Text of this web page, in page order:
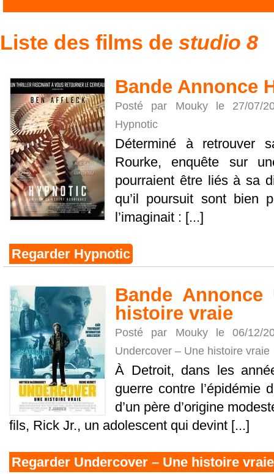
Liste des films de studio 8
Bande Annonce
Posté par Mouky le 27/07/
Hypnotic
Déterminé à retrouver
Rourke, enquête sur
pourraient être liés à sa
qu’il poursuit sont bien
l’imaginait : [...]
Regarder Hypnotic
Bande Annonce
histoire vraie
Posté par Mouky le 06/12/
Undercover – Une histoire vraie
À Detroit, dans les
guerre contre l’épidémie
d’un père d’origine
fils, Rick Jr., un adolescent qui devint [...]
Regarder Undercover – Une histoire vraie